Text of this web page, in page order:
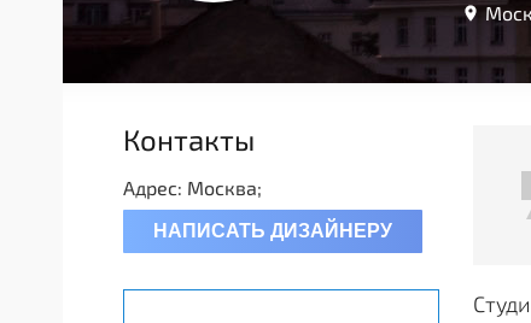
Контакты
Адрес: Москва;
НАПИСАТЬ ДИЗАЙНЕРУ